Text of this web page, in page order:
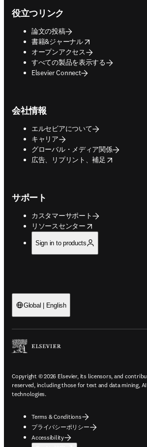
役立つリンク
論文の投稿
書籍&ジャーナル
opens in new tab/window
オープンアクセス
すべての製品を表示する
Elsevier Connect
会社情報
エルセビアについて
キャリア
グローバル・メディア関係
広告、リプリント、補足
opens in new tab/window
サポート
カスタマーサポート
リソースセンター
opens in new tab/window
Sign in to products
Global | English
Copyright © 2026 Elsevier, its licensors, and
reserved, including those for text and data mining,
technologies.
Terms & Conditions
プライバシーポリシー
Accessibility